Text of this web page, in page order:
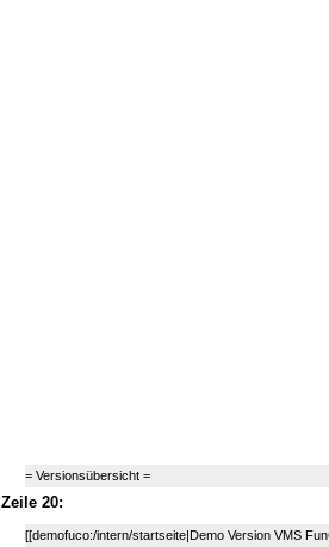
= Versionsübersicht =
Zeile 20:
[[demofuco:/intern/startseite|Demo Version VMS